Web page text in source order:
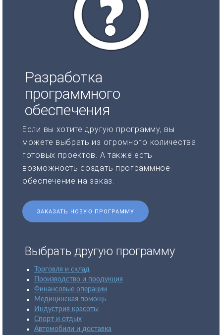
Разработка
программного
обеспечения
Если вы хотите другую программу, вы
можете выбрать из огромного количества
готовых проектов. А также есть
возможность создать программное
обеспечение на заказ.
ЗАКАЗАТЬ НОВУЮ ПРОГРАММУ
Выбрать другую программу
Торговля и склад
Производство и продукция
Финансовые операции
Медицинская помощь
Индустрия красоты
Спорт и отдых
Автомобили и доставка